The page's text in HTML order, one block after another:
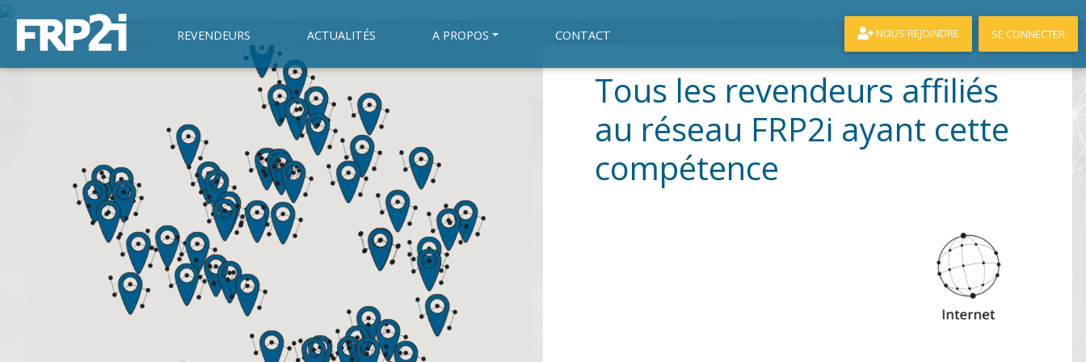
REVENDEURS ACTUALITÉS A PROPOS CONTACT NOUS REJOINDRE SE CONNECTER
Tous les revendeurs affiliés
au réseau FRP2i ayant cette
compétence